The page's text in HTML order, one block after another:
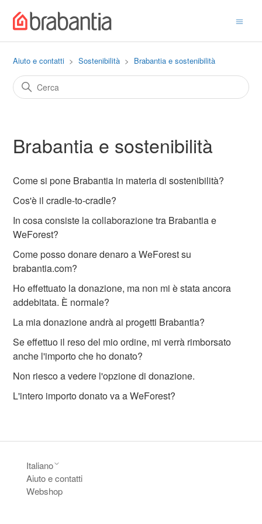
Aiuto e contatti Sostenibilità Brabantia e sostenibilità
Brabantia e sostenibilità
Come si pone Brabantia in materia di sostenibilità?
Cos'è il cradle-to-cradle?
In cosa consiste la collaborazione tra Brabantia e
WeForest?
Come posso donare denaro a WeForest su
brabantia.com?
Ho effettuato la donazione, ma non mi è stata ancora
addebitata. È normale?
La mia donazione andrà ai progetti Brabantia?
Se effettuo il reso del mio ordine, mi verrà rimborsato
anche l'importo che ho donato?
Non riesco a vedere l'opzione di donazione.
L'intero importo donato va a WeForest?
Italiano
Aiuto e contatti
Webshop